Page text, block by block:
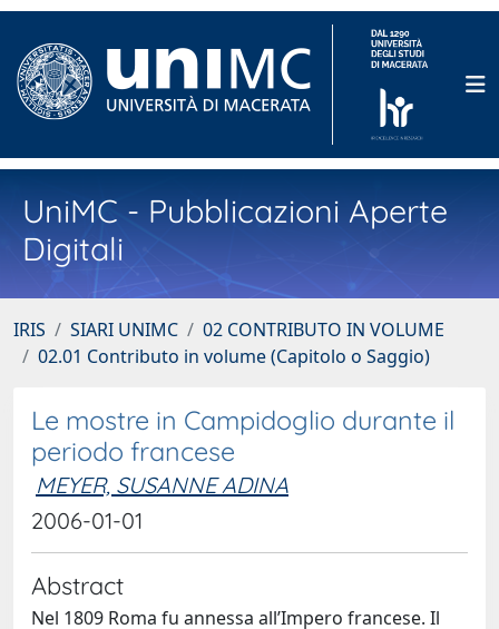
UniMC - Pubblicazioni Aperte
Digitali
IRIS SIARI UNIMC
02 CONTRIBUTO IN VOLUME
02.01 Contributo in volume (Capitolo o Saggio)
Le mostre in Campidoglio durante il
periodo francese
MEYER, SUSANNE ADINA
2006-01-01
Abstract
Nel 1809 Roma fu annessa all’Impero francese. Il